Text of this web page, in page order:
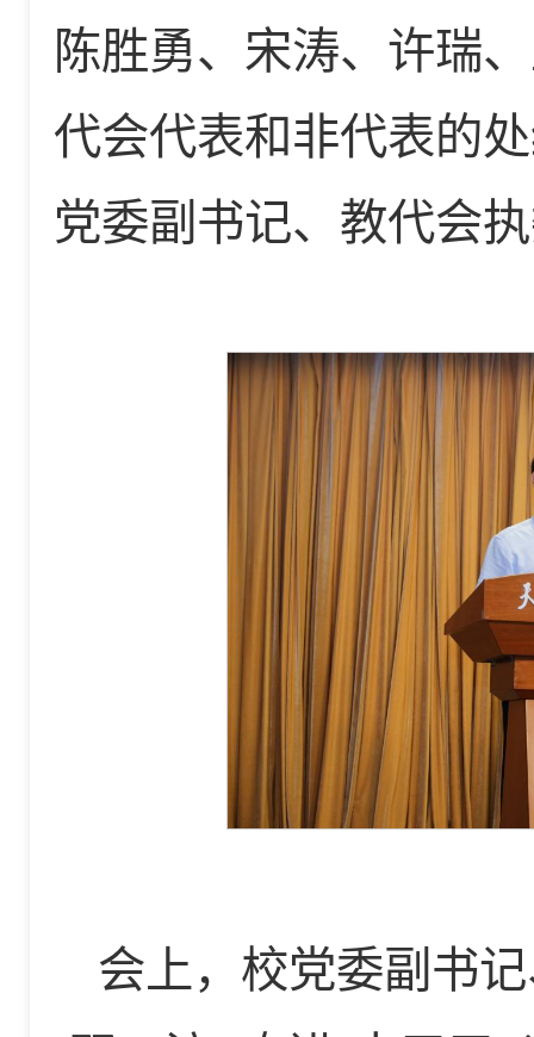
陈胜勇、宋涛、许瑞
代会代表和非代表的
党委副书记、教代会
会上，校党委副书